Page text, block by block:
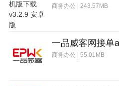
商务办公 | 243.57MB
商务办公 | 55.01MB